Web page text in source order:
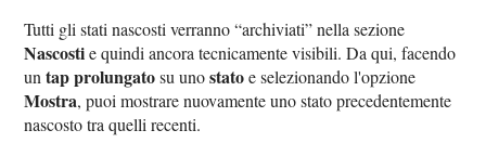
Tutti gli stati nascosti verranno “archiviati” nella sezione
Nascostie quindi ancora tecnicamente visibili. Da qui, facendo
untap prolungatosu unostatoe selezionando l'opzione
Mostra, puoi mostrare nuovamente uno stato precedentemente
nascosto tra quelli recenti.